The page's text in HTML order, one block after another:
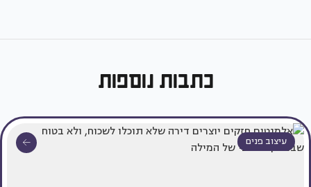
כתבות נוספות
עיצוב פנים